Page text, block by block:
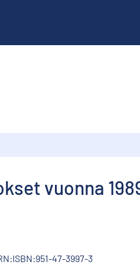
vuonna
47-3997-3